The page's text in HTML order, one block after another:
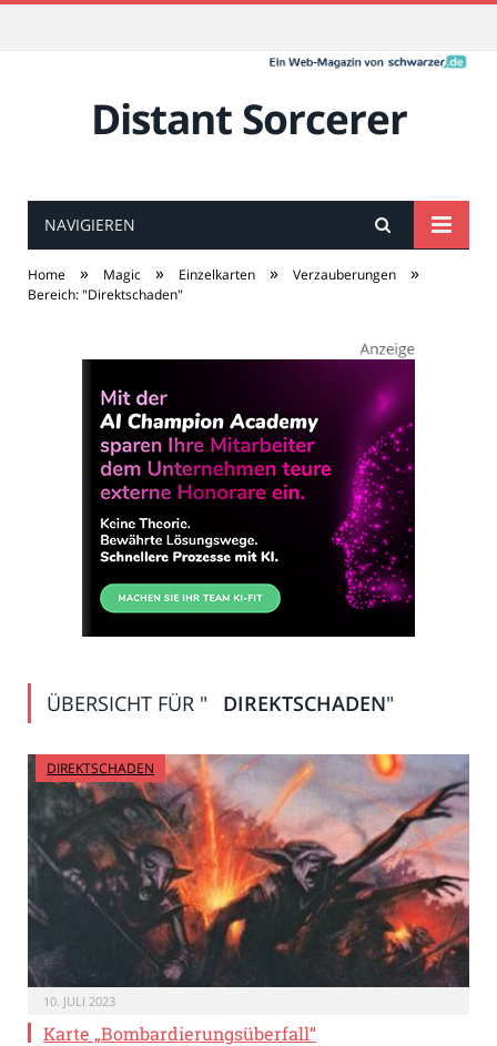
Distant Sorcerer
NAVIGIEREN
Home » Magic » Einzelkarten » Verzauberungen »
Bereich: "Direktschaden"
ÜBERSICHT FÜR " DIREKTSCHADEN"
DIREKTSCHADEN
10. JULI 2023
Karte „Bombardierungsüberfall“